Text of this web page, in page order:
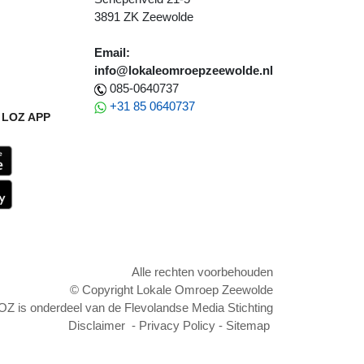
APP
3891 ZK Zeewolde
Email:
info@lokaleomroepzeewolde.nl
085-0640737
+31 85 0640737
Alle rechten voorbehouden
© Copyright Lokale Omroep Zeewolde
is onderdeel van de Flevolandse Media Stichting
Disclaimer - Privacy Policy - Sitemap